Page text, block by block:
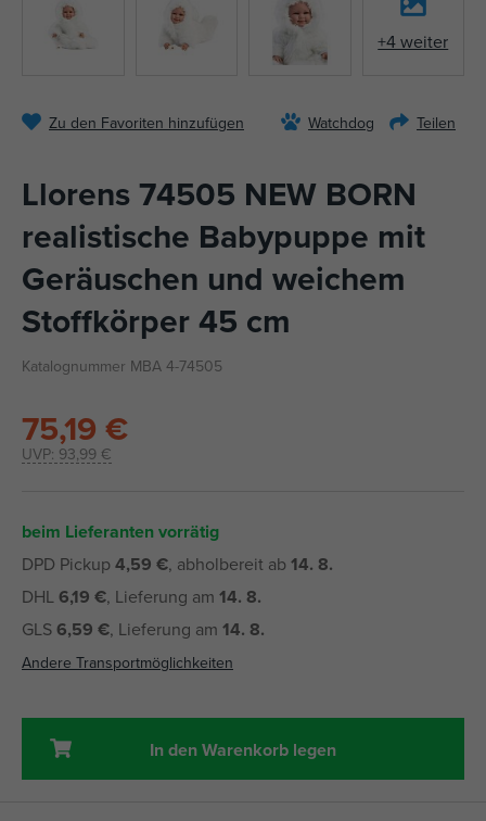
+4 weiter
Zu den Favoriten hinzufügen Watchdog Teilen
Llorens 74505 NEW BORN
realistische Babypuppe mit
Geräuschen und weichem
Stoffkörper 45 cm
Katalognummer MBA 4-74505
UVP: 93,99 €
75,19 €
beim Lieferanten vorrätig
DPD Pickup 4,59 €, abholbereit ab 14. 8.
DHL6,19 €, Lieferung am 14. 8.
GLS6,59 €, Lieferung am 14. 8.
Andere Transportmöglichkeiten
In den Warenkorb legen